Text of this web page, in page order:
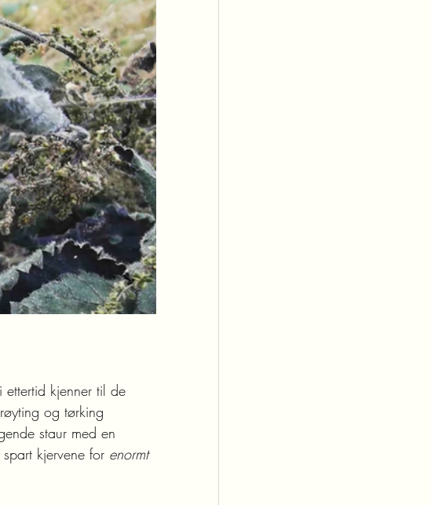
kjenner til de
og tørking
staur med en
kjervene for enormt